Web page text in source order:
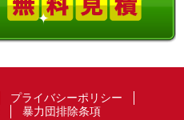
プライバシーポリシー
暴力団排除条項